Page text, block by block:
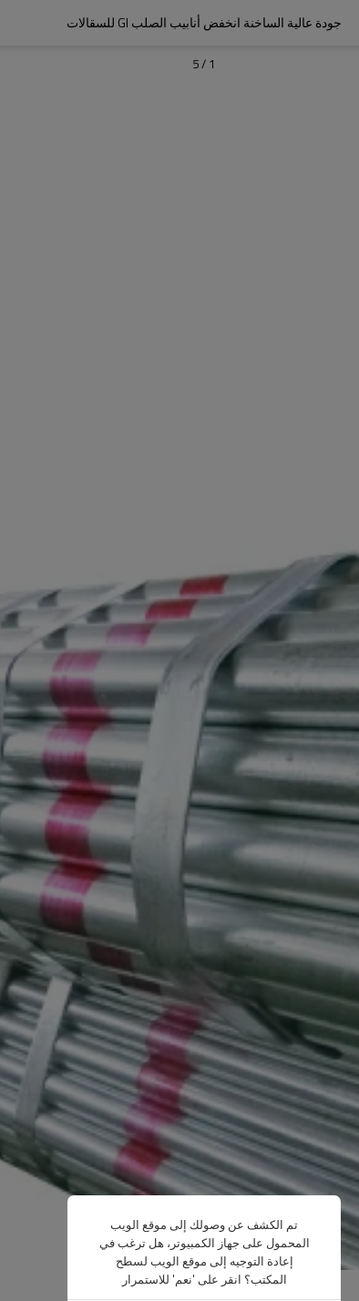
جودة عالية الساخنة انخفض أنابيب الصلب GI للسقالات
1
/
5
تم الكشف عن وصولك إلى موقع الويب
المحمول على جهاز الكمبيوتر، هل ترغب في
إعادة التوجيه إلى موقع الويب لسطح
المكتب؟ انقر على 'نعم' للاستمرار